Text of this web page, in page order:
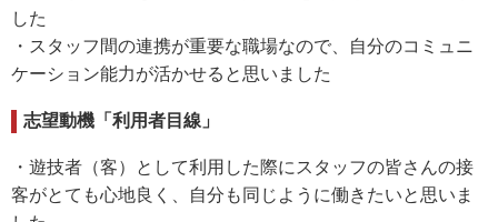
した
・スタッフ間の連携が重要な職場なので、自分のコミュニ
ケーション能力が活かせると思いました
志望動機「利用者目線」
・遊技者（客）として利用した際にスタッフの皆さんの接
客がとても心地良く、自分も同じように働きたいと思いま